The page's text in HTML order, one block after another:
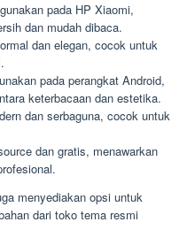
pada HP Xiaomi,
dan mudah dibaca.
dan elegan, cocok untuk
pada perangkat Android,
keterbacaan dan estetika.
dan serbaguna, cocok untuk
dan gratis, menawarkan
menyediakan opsi untuk
dari toko tema resmi